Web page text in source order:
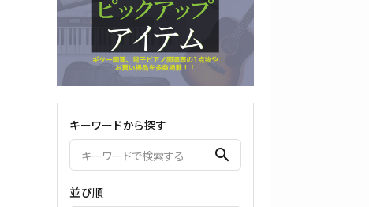
ウクレレ
ギター関連小物
アンプ
エフェクター
ライフスタイルグッズ
弦楽器
バイオリン
ハープ
キーワードから探す
search
並び順